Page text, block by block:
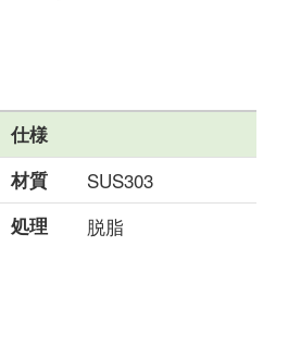
仕様
材質
SUS303
処理 脱脂